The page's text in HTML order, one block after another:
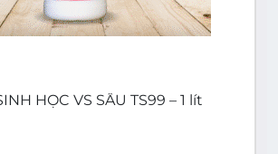
HỌC VS SÂU TS99 – 1 lít